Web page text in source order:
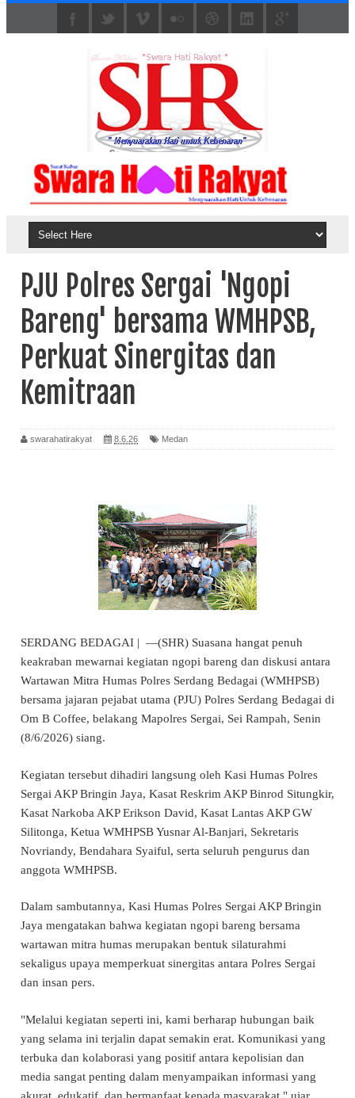
PJU Polres Sergai 'Ngopi
Bareng' bersama WMHPSB,
Perkuat Sinergitas dan
Kemitraan
swarahatirakyat 8.6.26 Medan
SERDANG BEDAGAI | —(SHR) Suasana hangat penuh
keakraban mewarnai kegiatan ngopi bareng dan diskusi antara
Wartawan Mitra Humas Polres Serdang Bedagai (WMHPSB)
bersama jajaran pejabat utama (PJU) Polres Serdang Bedagai di
Om B Coffee, belakang Mapolres Sergai, Sei Rampah, Senin
(8/6/2026) siang.
Kegiatan tersebut dihadiri langsung oleh Kasi Humas Polres
Sergai AKP Bringin Jaya, Kasat Reskrim AKP Binrod Situngkir,
Kasat Narkoba AKP Erikson David, Kasat Lantas AKP GW
Silitonga, Ketua WMHPSB Yusnar Al-Banjari, Sekretaris
Novriandy, Bendahara Syaiful, serta seluruh pengurus dan
anggota WMHPSB.
Dalam sambutannya, Kasi Humas Polres Sergai AKP Bringin
Jaya mengatakan bahwa kegiatan ngopi bareng bersama
wartawan mitra humas merupakan bentuk silaturahmi
sekaligus upaya memperkuat sinergitas antara Polres Sergai
dan insan pers.
"Melalui kegiatan seperti ini, kami berharap hubungan baik
yang selama ini terjalin dapat semakin erat. Komunikasi yang
terbuka dan kolaborasi yang positif antara kepolisian dan
media sangat penting dalam menyampaikan informasi yang
akurat, edukatif, dan bermanfaat kepada masyarakat," ujar